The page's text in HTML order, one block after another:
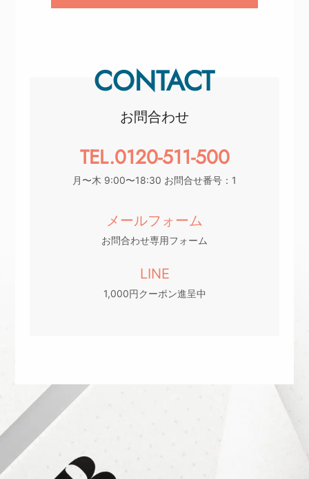
CONTACT
お問合わせ
TEL.0120-511-500
月〜木 9:00〜18:30 お問合せ番号：1
メールフォーム
お問合わせ専用フォーム
LINE
1,000円クーポン進呈中